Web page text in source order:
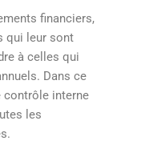
financiers,
qui leur sont
à celles qui
Dans ce
contrôle interne
les